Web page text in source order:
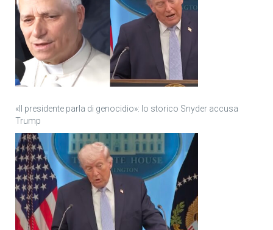
«Il presidente parla di genocidio»: lo storico Snyder accusa
Trump